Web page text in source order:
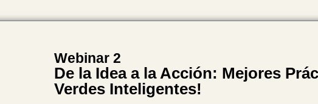
Webinar 2
De la Idea a la Acción: Mejores
Verdes Inteligentes!